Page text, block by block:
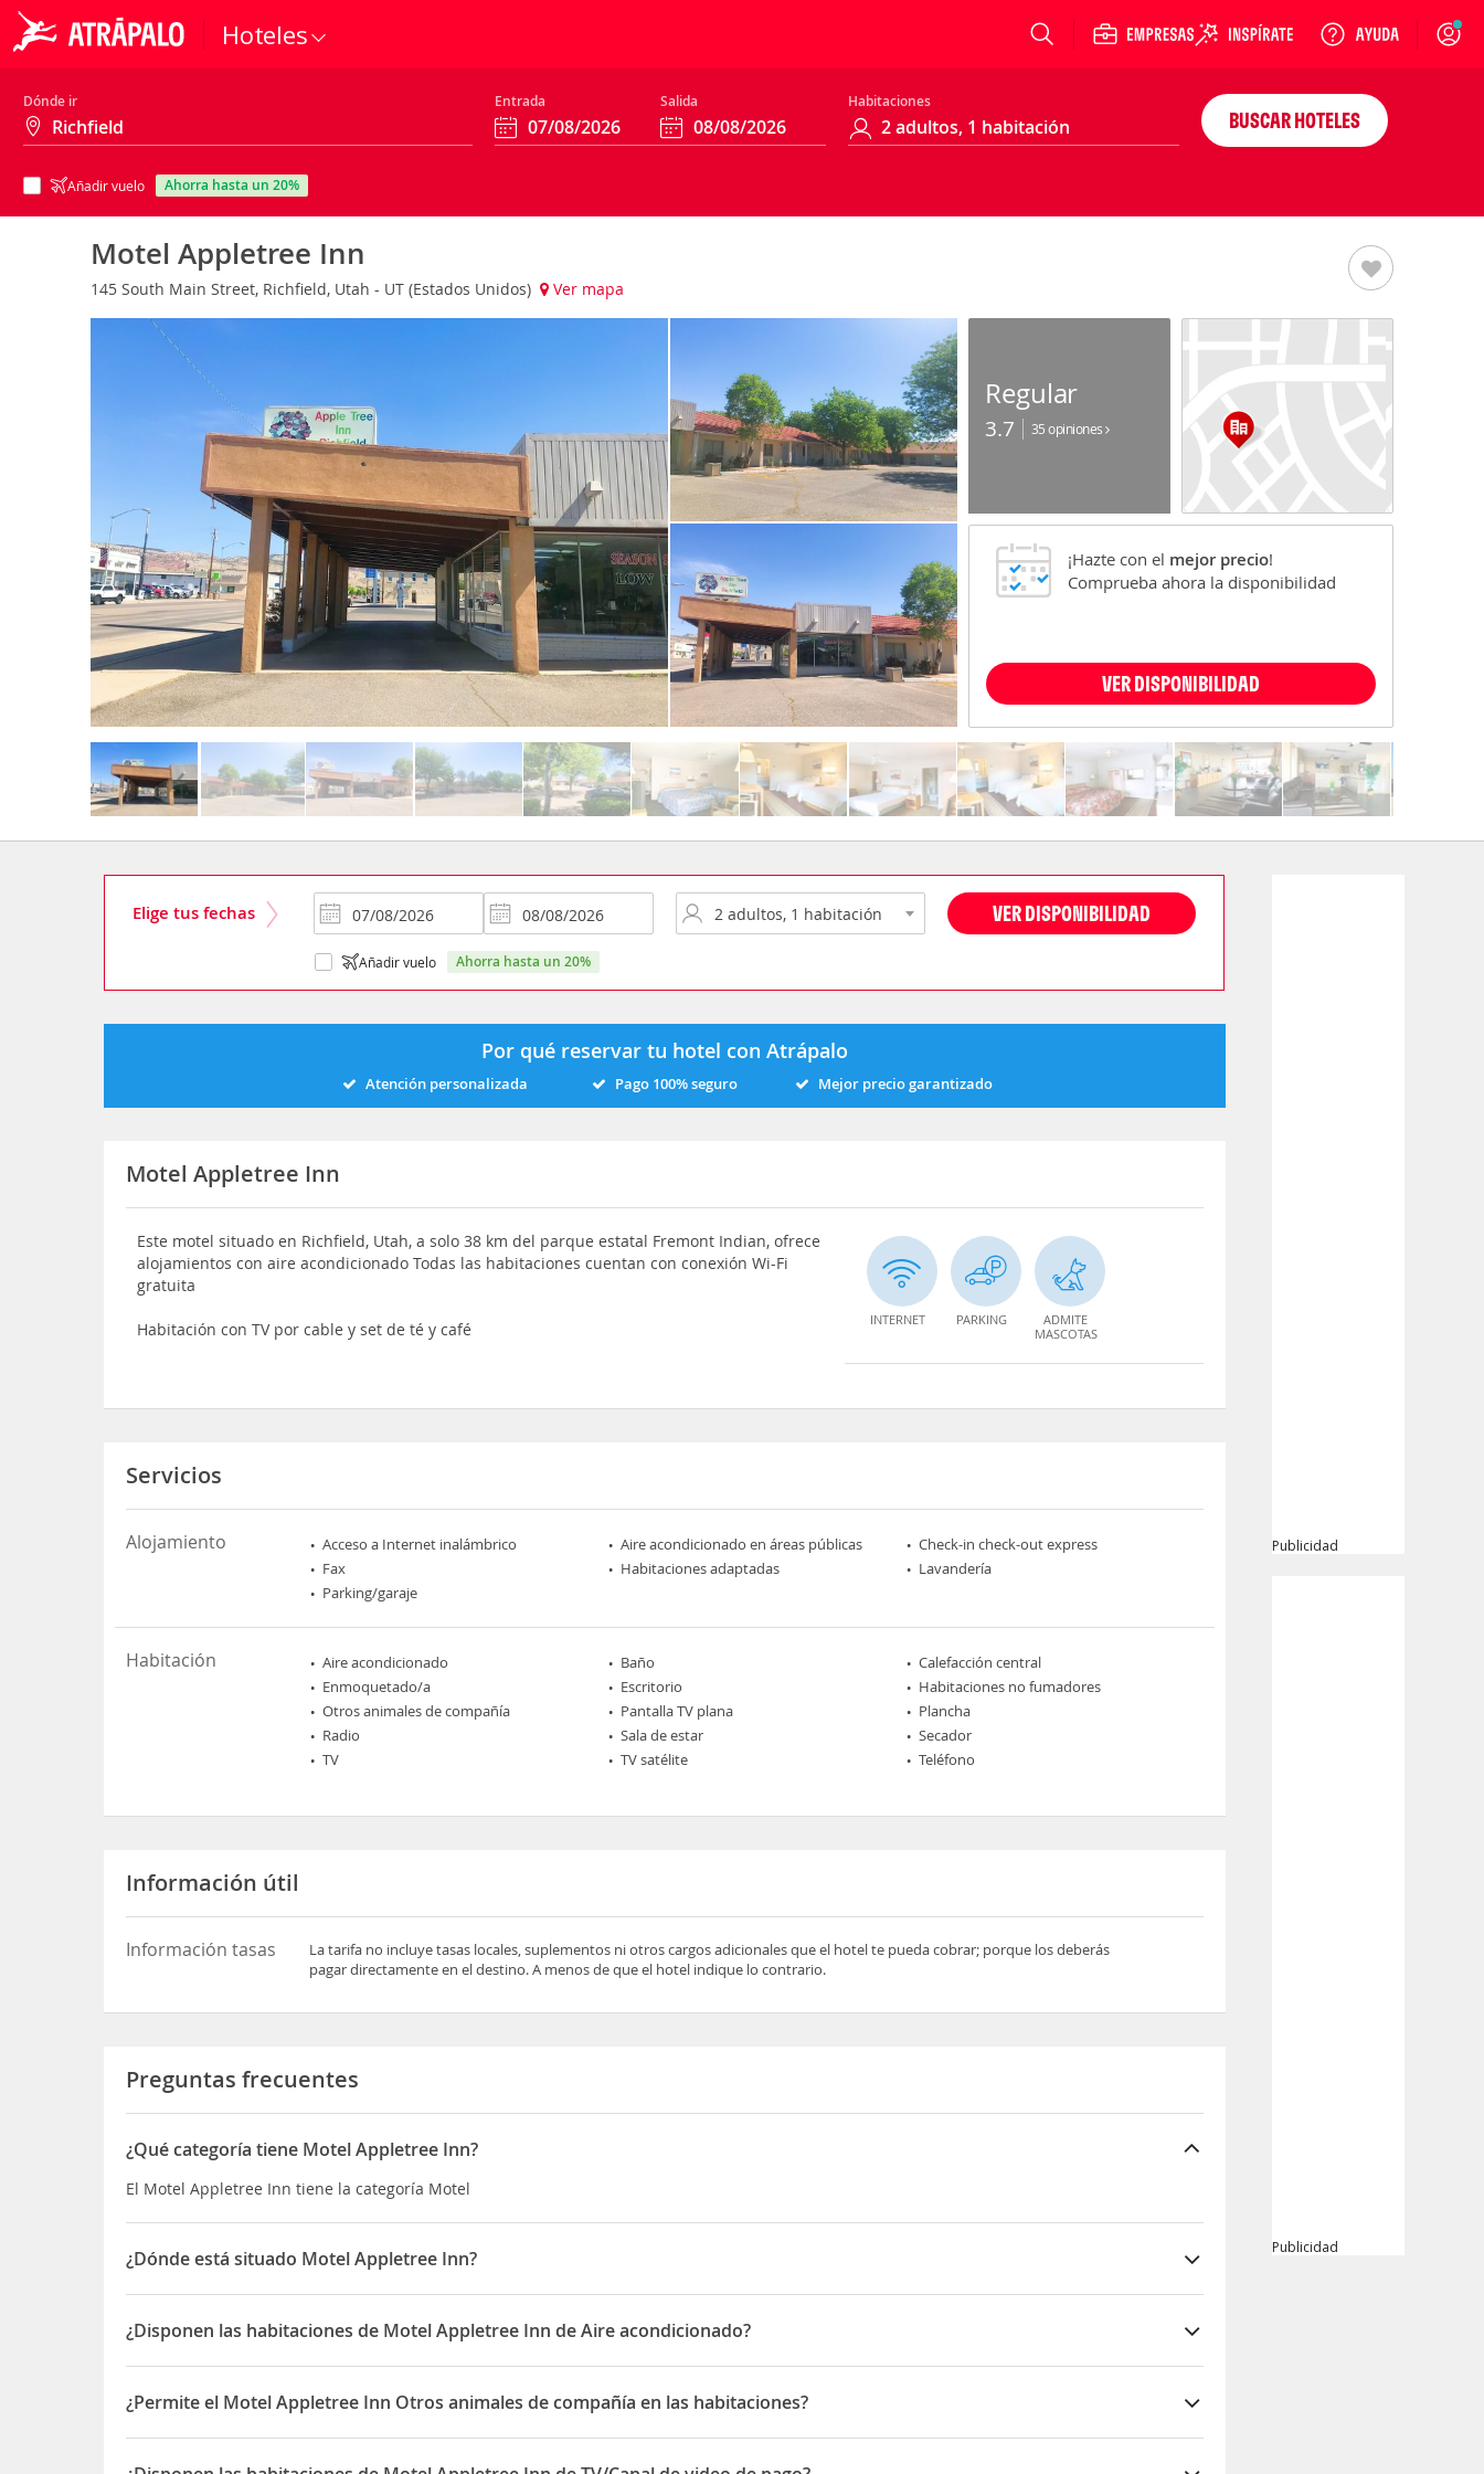
Hoteles Login
Dónde ir Entrada Salida Habitaciones
Añadir vuelo ahorra hasta un 20%
BUSCAR HOTELES
Motel Appletree Inn
145 South Main Street, Richfield, Utah - UT (Estados Unidos) Ver mapa
Regular
3.7 35 opiniones
¡Hazte con el mejor precio!
Comprueba ahora la disponibilidad
VER DISPONIBILIDAD
Elige tus fechas VER DISPONIBILIDAD
Añadir vuelo ahorra hasta un 20%
Por qué reservar tu hotel con Atrápalo
Atención personalizada Pago 100% seguro Mejor precio garantizado
Motel Appletree Inn
Este motel situado en Richfield, Utah, a solo 38 km del parque estatal Fremont Indian, ofrece
alojamientos con aire acondicionado Todas las habitaciones cuentan con conexión Wi-Fi
gratuita
Habitación con TV por cable y set de té y café INTERNET PARKING
ADMITE
MASCOTAS
Servicios
Alojamiento Acceso a Internet inalámbrico Aire acondicionado en áreas públicas
Check-in check-out express
Fax
Habitaciones adaptadas
Lavandería
Parking/garaje
Habitación Aire acondicionado Baño
Calefacción central
Enmoquetado/a
Escritorio
Habitaciones no fumadores
Otros animales de compañía
Pantalla TV plana
Plancha
Radio
Sala de estar
Secador
TV
TV satélite Teléfono
Información útil
Información tasas
La tarifa no incluye tasas locales, suplementos ni otros cargos adicionales que el hotel te pueda cobrar; porque los deberás
pagar directamente en el destino. A menos de que el hotel indique lo contrario.
Preguntas frecuentes
¿Qué categoría tiene Motel Appletree Inn?
El Motel Appletree Inn tiene la categoría Motel
¿Dónde está situado Motel Appletree Inn?
El Motel Appletree Inn está situado en 145 South Main Street
¿Disponen las habitaciones de Motel Appletree Inn de Aire acondicionado?
Sí, las habitaciones del Motel Appletree Inn disponen de Aire acondicionado
¿Permite el Motel Appletree Inn Otros animales de compañía en las habitaciones?
Sí, el Motel Appletree Inn permite Otros animales de compañía en las habitaciones
Publicidad
Publicidad